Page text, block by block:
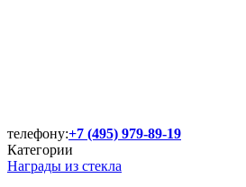
телефону:+7 (495) 979-89-19
Категории
Награды из стекла